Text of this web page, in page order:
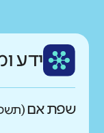
עברית
רקע חברתי
נמוך ידע
שפת אם